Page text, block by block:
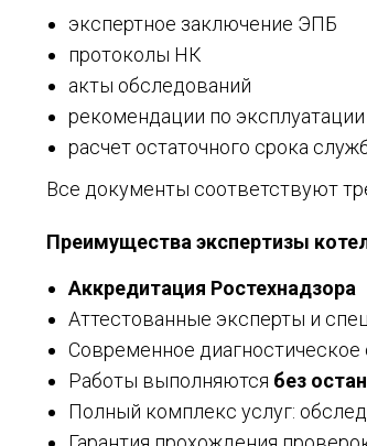
экспертное заключение ЭПБ
протоколы НК
акты обследований
рекомендации по
расчет остаточного срока
Все документы соответствуют
Преимущества экспертизы
Аккредитация Ростехнадзора
Аттестованные эксперты и
Современное диагностическое
Работы выполняются без
Полный комплекс услуг: